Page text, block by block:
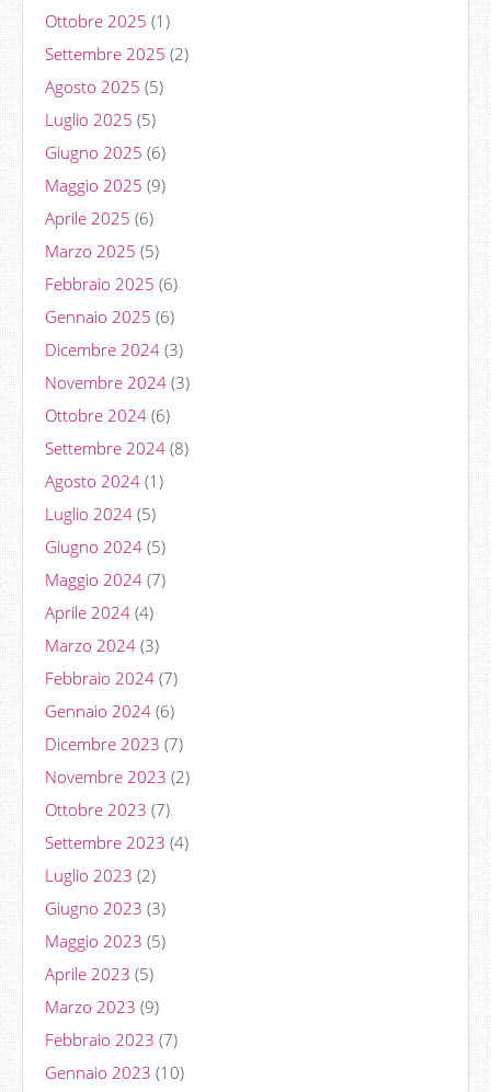
Ottobre 2025 (1)
Settembre 2025 (2)
Agosto 2025 (5)
Luglio 2025 (5)
Giugno 2025 (6)
Maggio 2025 (9)
Aprile 2025 (6)
Marzo 2025 (5)
Febbraio 2025 (6)
Gennaio 2025 (6)
Dicembre 2024 (3)
Novembre 2024 (3)
Ottobre 2024 (6)
Settembre 2024 (8)
Agosto 2024 (1)
Luglio 2024 (5)
Giugno 2024 (5)
Maggio 2024 (7)
Aprile 2024 (4)
Marzo 2024 (3)
Febbraio 2024 (7)
Gennaio 2024 (6)
Dicembre 2023 (7)
Novembre 2023 (2)
Ottobre 2023 (7)
Settembre 2023 (4)
Luglio 2023 (2)
Giugno 2023 (3)
Maggio 2023 (5)
Aprile 2023 (5)
Marzo 2023 (9)
Febbraio 2023 (7)
Gennaio 2023 (10)